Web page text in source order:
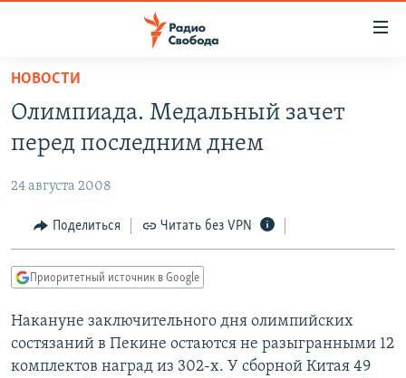
упрощенного
доступа
основному
Вернутся
главной
навигации
Вернутся
поиску
АВТОРСКИЕ ПРОЕКТЫ
ЦИТАТЫ СВОБОДЫ
МНЕНИЯ
IDEL.РЕАЛИИ
КАВКАЗ.РЕАЛИИ
НОВОСТИ
Олимпиада. Медальный зачет
перед последним днем
24 августа 2008
Поделиться Читать без VPN
Приоритетный источник в Google
Накануне заключительного дня олимпийских
состязаний в Пекине остаются не разыгранными 12
комплектов наград из 302-х. У сборной Китая 49